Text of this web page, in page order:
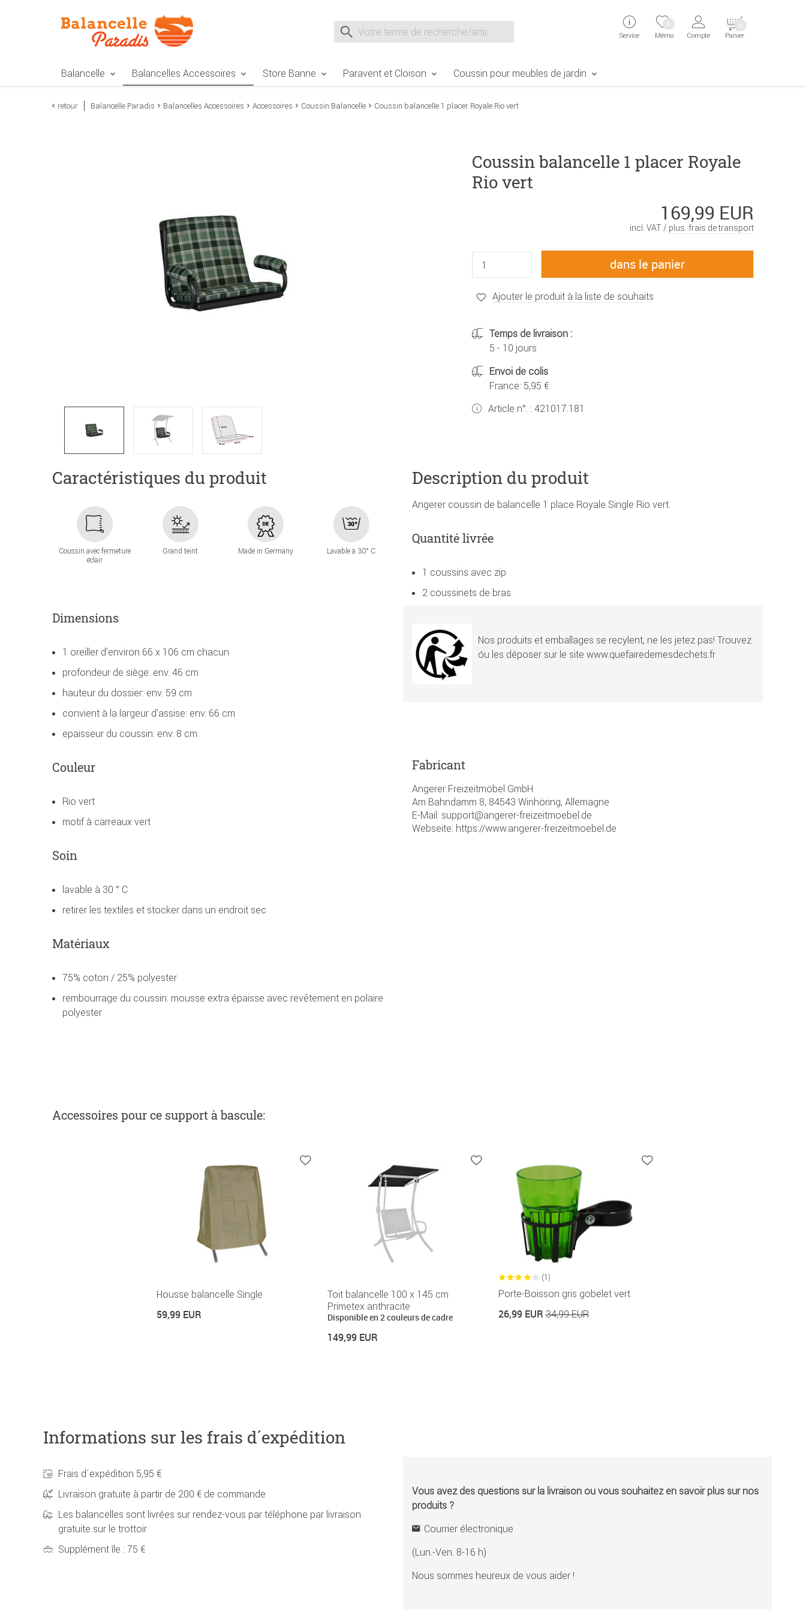
Suche nach
Service Mémo
0
Compte Panier
0
Balancelle Balancelles Accessoires Store Banne Paravent et Cloison Coussin pour meubles de jardin
retour Balancelle Paradis Balancelles Accessoires Accessoires Coussin Balancelle Coussin balancelle 1 placer Royale Rio vert
Coussin balancelle 1 placer Royale
Rio vert
169,99 EUR
incl. VAT / plus. frais de transport
Ajouter le produit à la liste de souhaits
Temps de livraison :
5 - 10 jours
Envoi de colis
France: 5,95 €
Article n°. : 421017.181
Caractéristiques du produit
Coussin avec fermeture
éclair
Grand teint Made in Germany Lavable à 30° C
Dimensions
1 oreiller d'environ 66 x 106 cm chacun
profondeur de siège: env. 46 cm
hauteur du dossier: env. 59 cm
convient à la largeur d'assise: env. 66 cm
epaisseur du coussin: env. 8 cm
Couleur
Rio vert
motif à carreaux vert
Soin
lavable à 30 ° C
retirer les textiles et stocker dans un endroit sec
Matériaux
75% coton / 25% polyester
rembourrage du coussin: mousse extra épaisse avec revêtement en polaire
polyester
Description du produit
Angerer coussin de balancelle 1 place Royale Single Rio vert.
Quantité livrée
1 coussins avec zip
2 coussinets de bras
Nos produits et emballages se recylent, ne les jetez pas! Trouvez
óu les déposer sur le site www.quefairedemesdechets.fr
Fabricant
Angerer Freizeitmöbel GmbH
Am Bahndamm 8, 84543 Winhöring, Allemagne
E-Mail: support@angerer-freizeitmoebel.de
Webseite: https://www.angerer-freizeitmoebel.de
Accessoires pour ce support à bascule:
Housse balancelle Single
59,99 EUR
Toit balancelle 100 x 145 cm
Primetex anthracite
Disponible en 2 couleurs de cadre
149,99 EUR
(1)
Porte-Boisson gris gobelet vert
26,99 EUR34,99 EUR
Informations sur les frais d´expédition
Frais d´expédition 5,95 €
Livraison gratuite à partir de 200 € de commande
Les balancelles sont livrées sur rendez-vous par téléphone par livraison
gratuite sur le trottoir
Supplément île : 75 €
Vous avez des questions sur la livraison ou vous souhaitez en savoir plus sur nos
produits ?
Courrier électronique
(Lun.-Ven. 8-16 h)
Nous sommes heureux de vous aider !